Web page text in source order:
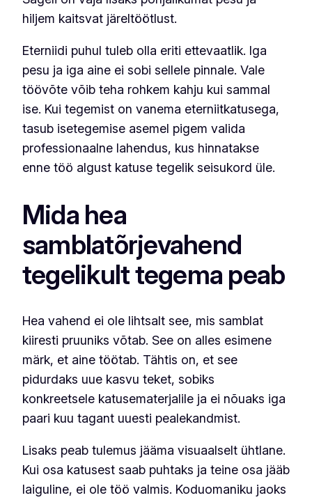
hiljem kaitsvat järeltöötlust.
Eterniidi puhul tuleb olla eriti ettevaatlik. Iga
pesu ja iga aine ei sobi sellele pinnale. Vale
töövõte võib teha rohkem kahju kui sammal
ise. Kui tegemist on vanema eterniitkatusega,
tasub isetegemise asemel pigem valida
professionaalne lahendus, kus hinnatakse
enne töö algust katuse tegelik seisukord üle.
Mida hea
samblatõrjevahend
tegelikult tegema peab
Hea vahend ei ole lihtsalt see, mis samblat
kiiresti pruuniks võtab. See on alles esimene
märk, et aine töötab. Tähtis on, et see
pidurdaks uue kasvu teket, sobiks
konkreetsele katusematerjalile ja ei nõuaks iga
paari kuu tagant uuesti pealekandmist.
Lisaks peab tulemus jääma visuaalselt ühtlane.
Kui osa katusest saab puhtaks ja teine osa jääb
laiguline, ei ole töö valmis. Koduomaniku jaoks